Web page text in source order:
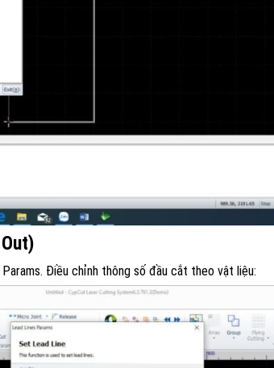
Điều chỉnh thông số đầu cắt theo vật liệu: